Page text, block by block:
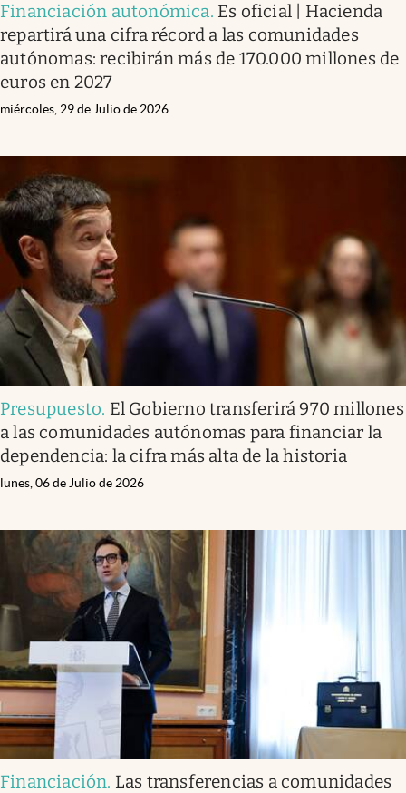
Financiación autonómica. Es oficial | Hacienda
repartirá una cifra récord a las comunidades
autónomas: recibirán más de 170.000 millones de
euros en 2027
miércoles, 29 de Julio de 2026
Presupuesto. El Gobierno transferirá 970 millones
a las comunidades autónomas para financiar la
dependencia: la cifra más alta de la historia
lunes, 06 de Julio de 2026
Financiación. Las transferencias a comunidades